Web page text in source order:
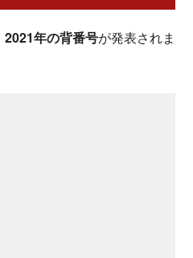
2021年の背番号が発表されま